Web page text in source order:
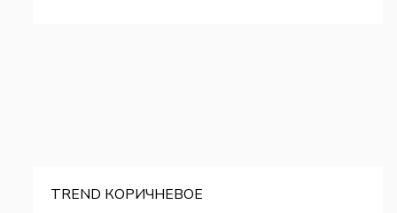
TREND КОРИЧНЕВОЕ